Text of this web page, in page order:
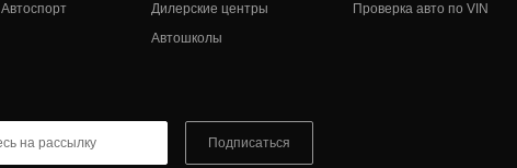
Автоспорт
Дилерские центры
Автошколы
Проверка авто по VIN
Подписаться